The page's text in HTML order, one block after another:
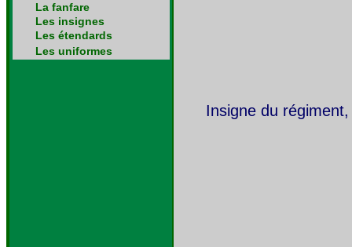
La fanfare
Les insignes
Les étendards
Les uniformes
Insigne du